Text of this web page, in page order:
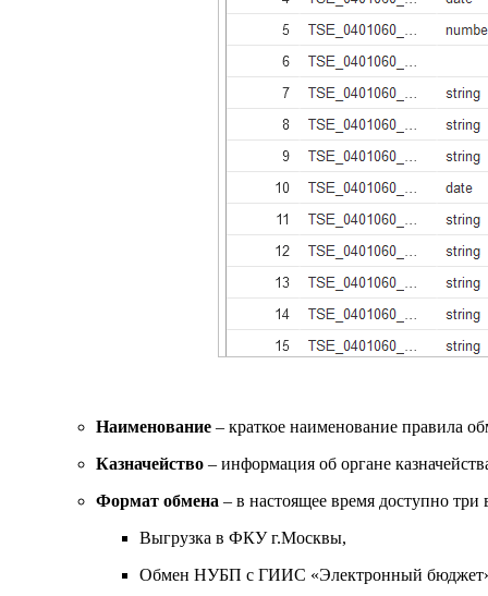
Наименование – краткое наименование правила
Казначейство – информация об органе
Формат обмена – в настоящее время доступно три
Выгрузка в ФКУ г.Москвы,
Обмен НУБП с ГИИС «Электронный